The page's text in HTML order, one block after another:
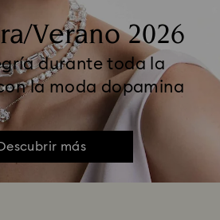
Verano 2026
durante toda la
la moda dopamina
Descubrir más